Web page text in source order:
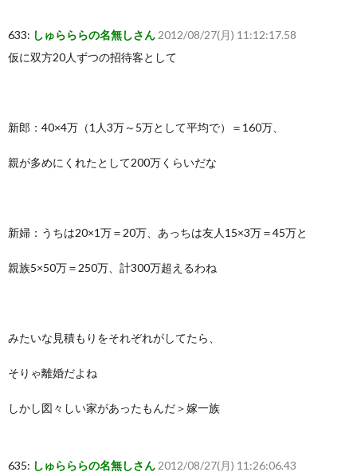
633: しゅらららの名無しさん 2012/08/27(月) 11:12:17.58
仮に双方20人ずつの招待客として
新郎：40×4万（1人3万～5万として平均で）＝160万、
親が多めにくれたとして200万くらいだな
新婦：うちは20×1万＝20万、あっちは友人15×3万＝45万と
親族5×50万＝250万、計300万超えるわね
みたいな見積もりをそれぞれがしてたら、
そりゃ離婚だよね
しかし図々しい家があったもんだ＞嫁一族
635: しゅらららの名無しさん 2012/08/27(月) 11:26:06.43